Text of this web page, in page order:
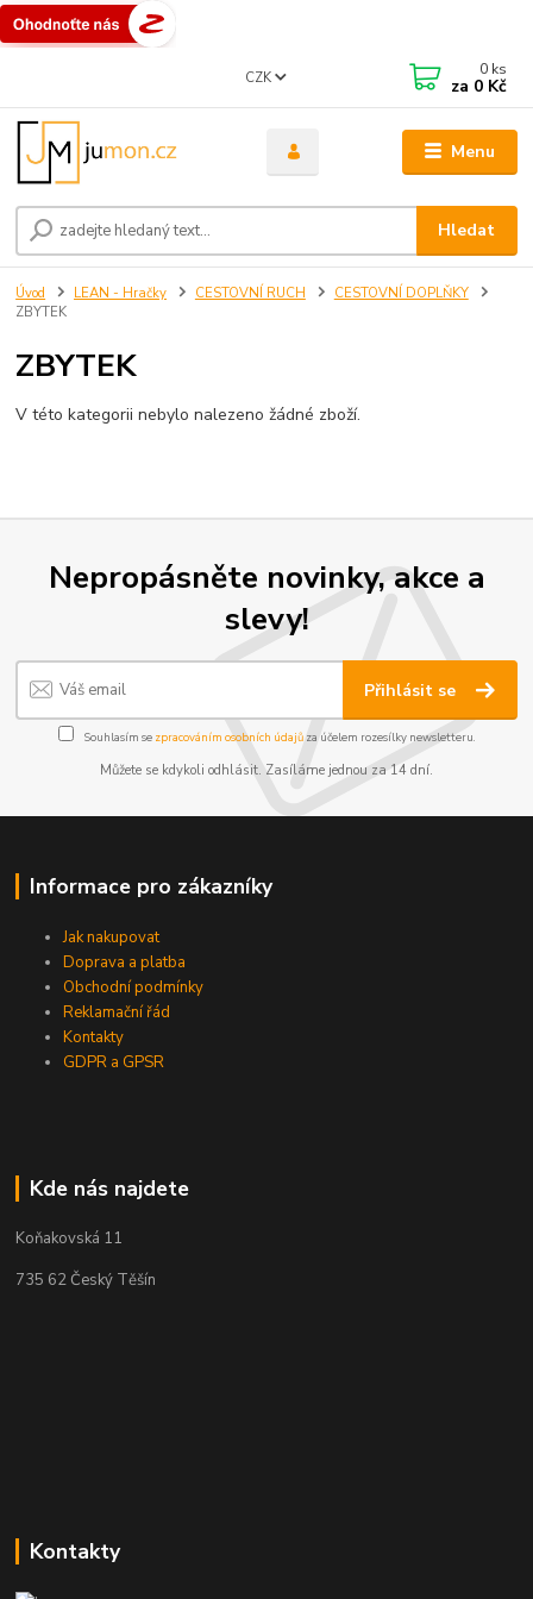
Menu
CZK
Hledat
0 ks
za 0 Kč
Úvod LEAN - Hračky CESTOVNÍ RUCH
CESTOVNÍ DOPLŇKY
ZBYTEK
ZBYTEK
V této kategorii nebylo nalezeno žádné zboží.
Nepropásněte novinky, akce a
slevy!
Přihlásit se
Souhlasím se zpracováním osobních údajůza účelem rozesílky newsletteru.
Můžete se kdykoli odhlásit. Zasíláme jednou za 14 dní.
Informace pro zákazníky
Jak nakupovat
Doprava a platba
Obchodní podmínky
Reklamační řád
Kontakty
GDPR a GPSR
Kde nás najdete
Koňakovská 11
735 62 Český Těšín
Kontakty